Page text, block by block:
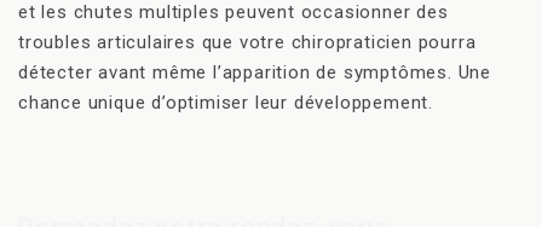
et les chutes multiples peuvent occasionner des
troubles articulaires que votre chiropraticien pourra
détecter avant même l’apparition de symptômes. Une
chance unique d’optimiser leur développement.